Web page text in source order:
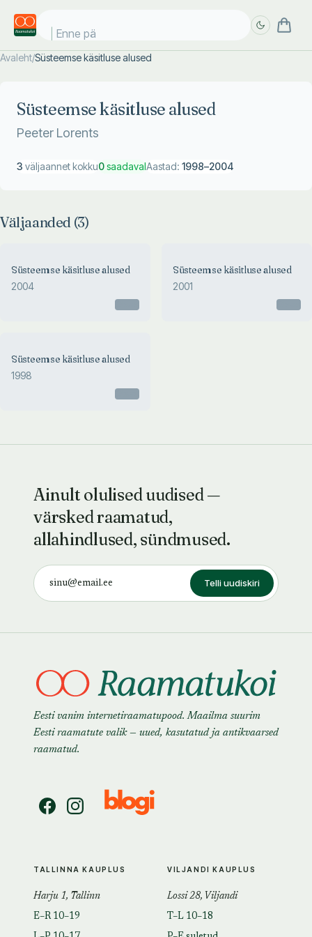
Enne päik
Avaleht/Süsteemse käsitluse alused
Süsteemse käsitluse alused
Peeter Lorents
3 väljaannet kokku0saadavalAastad: 1998–2004
Väljaanded (3)
Süsteemse käsitluse alused
Süsteemse käsitluse alused
2004
Süsteemse käsitluse alused
2001
Süsteemse käsitluse alused
1998
Ainult olulised uudised —
värsked raamatud,
allahindlused, sündmused.
Telli uudiskiri
Eesti vanim internetiraamatupood. Maailma suurim
Eesti raamatute valik — uued, kasutatud ja antikvaarsed
raamatud.
TALLINNA KAUPLUS
Harju 1, Tallinn
E–R 10–19
VILJANDI KAUPLUS
Lossi 28, Viljandi
T–L 10–18